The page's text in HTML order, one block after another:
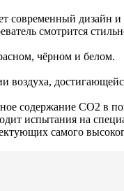
современный
смотрится
чёрном и белом.
воздуха,
содержание СО2 в
испытания на
самого